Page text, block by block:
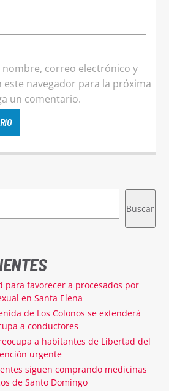
correo electrónico y
este navegador para la próxima
un comentario.
Buscar
para favorecer a procesados por
en Santa Elena
de Los Colonos se extenderá
a conductores
a habitantes de Libertad del
urgente
siguen comprando medicinas
de Santo Domingo